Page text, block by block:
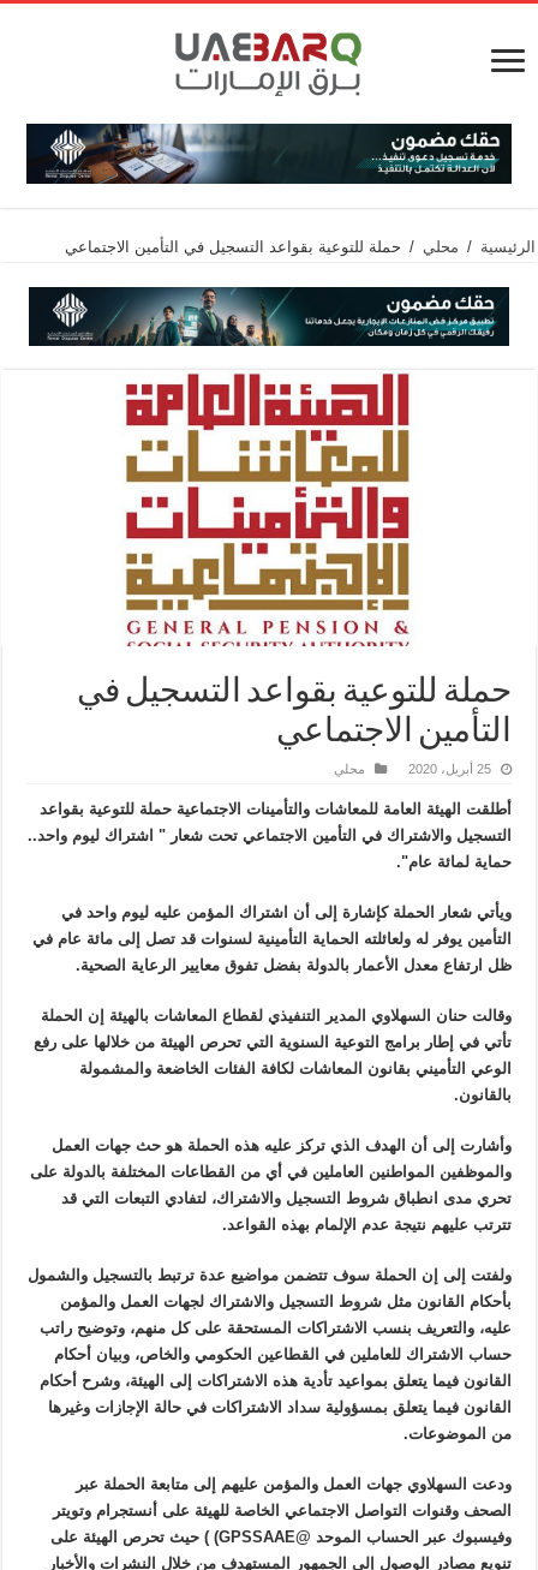
الرئيسية / محلي / حملة للتوعية بقواعد التسجيل في التأمين الاجتماعي
حملة للتوعية بقواعد التسجيل في
التأمين الاجتماعي
25 أبريل، 2020 محلي
أطلقت الهيئة العامة للمعاشات والتأمينات الاجتماعية حملة للتوعية بقواعد
التسجيل والاشتراك في التأمين الاجتماعي تحت شعار " اشتراك ليوم واحد..
حماية لمائة عام".
ويأتي شعار الحملة كإشارة إلى أن اشتراك المؤمن عليه ليوم واحد في
التأمين يوفر له ولعائلته الحماية التأمينية لسنوات قد تصل إلى مائة عام في
ظل ارتفاع معدل الأعمار بالدولة بفضل تفوق معايير الرعاية الصحية.
وقالت حنان السهلاوي المدير التنفيذي لقطاع المعاشات بالهيئة إن الحملة
تأتي في إطار برامج التوعية السنوية التي تحرص الهيئة من خلالها على رفع
الوعي التأميني بقانون المعاشات لكافة الفئات الخاضعة والمشمولة
بالقانون.
وأشارت إلى أن الهدف الذي تركز عليه هذه الحملة هو حث جهات العمل
والموظفين المواطنين العاملين في أي من القطاعات المختلفة بالدولة على
تحري مدى انطباق شروط التسجيل والاشتراك، لتفادي التبعات التي قد
تترتب عليهم نتيجة عدم الإلمام بهذه القواعد.
ولفتت إلى إن الحملة سوف تتضمن مواضيع عدة ترتبط بالتسجيل والشمول
بأحكام القانون مثل شروط التسجيل والاشتراك لجهات العمل والمؤمن
عليه، والتعريف بنسب الاشتراكات المستحقة على كل منهم، وتوضيح راتب
حساب الاشتراك للعاملين في القطاعين الحكومي والخاص، وبيان أحكام
القانون فيما يتعلق بمواعيد تأدية هذه الاشتراكات إلى الهيئة، وشرح أحكام
القانون فيما يتعلق بمسؤولية سداد الاشتراكات في حالة الإجازات وغيرها
من الموضوعات.
ودعت السهلاوي جهات العمل والمؤمن عليهم إلى متابعة الحملة عبر
الصحف وقنوات التواصل الاجتماعي الخاصة للهيئة على أنستجرام وتويتر
وفيسبوك عبر الحساب الموحد @GPSSAAE) ) حيث تحرص الهيئة على
تنويع مصادر الوصول إلى الجمهور المستهدف من خلال النشرات والأخبار